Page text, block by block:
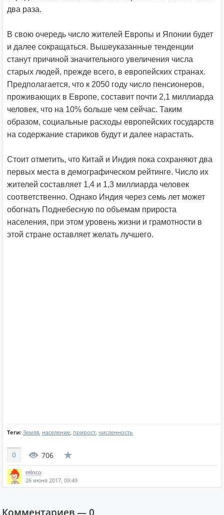
два раза.
В свою очередь число жителей Европы и Японии будет
и далее сокращаться. Вышеуказанные тенденции
станут причиной значительного увеличения числа
старых людей, прежде всего, в европейских странах.
Предполагается, что к 2050 году число пенсионеров,
проживающих в Европе, составит почти 2,1 миллиарда
человек, что на 10% больше чем сейчас. Таким
образом, социальные расходы европейских государств
на содержание стариков будут и далее нарастать.
Стоит отметить, что Китай и Индия пока сохраняют два
первых места в демографическом рейтинге. Число их
жителей составляет 1,4 и 1,3 миллиарда человек
соответственно. Однако Индия через семь лет может
обогнать Поднебесную по объемам прироста
населения, при этом уровень жизни и грамотности в
этой стране оставляет желать лучшего.
Теги: Земля население прирост численность
0 706
mlnco
26 июня 2017, 09:49
Комментариев —0